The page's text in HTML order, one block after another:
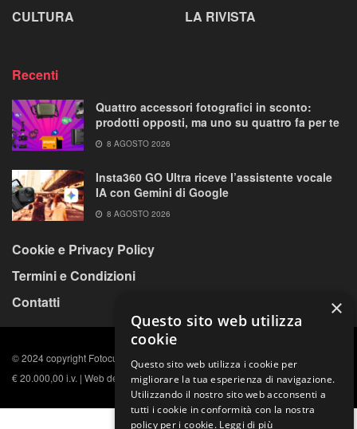
CULTURA
LA RIVISTA
Recenti
Quattro accessori fotografici in sconto:
prodotti opposti, ma uno su quattro fa per te
8 AGOSTO 2026
Insta360 GO Ultra riceve l’assistente vocale
IA con Gemini di Google
8 AGOSTO 2026
Cookie e Privacy Policy
Termini e Condizioni
Contatti
© 2024 copyright Fotocult s.r.l. C.F. e P. IVA n. 11984891009, Capitale sociale
€ 20.000,00 i.v. | Web design by ArkomediaWeb Agency.
×
Questo sito web utilizza
cookie
Questo sito web utilizza i cookie per
migliorare la tua esperienza di navigazione.
Utilizzando il nostro sito web acconsenti a
tutti i cookie in conformità con la nostra
policy per i cookie. Leggi di più